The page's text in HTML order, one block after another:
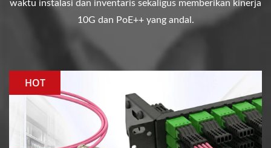
waktu instalasi dan inventaris sekaligus memberikan kinerja
10G dan PoE++ yang andal.
HOT